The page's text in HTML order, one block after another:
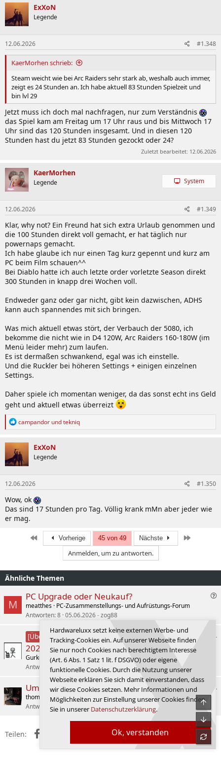
k
t
i
o
n
e
n
:
ExXoN
Legende
12.06.2026 #1.348
KaerMorhen schrieb:
Steam weicht wie bei Arc Raiders sehr stark ab, weshalb auch immer,
zeigt es 24 Stunden an. Ich habe aktuell 83 Stunden Spielzeit und
bin lvl 29
Jetzt muss ich doch mal nachfragen, nur zum Verständnis
das Spiel kam am Freitag um 17 Uhr raus und bis Mittwoch 17
Uhr sind das 120 Stunden insgesamt. Und in diesen 120
Stunden hast du jetzt 83 Stunden gezockt oder 24?
Zuletzt bearbeitet: 12.06.2026
KaerMorhen
Legende System
12.06.2026 #1.349
Klar, why not? Ein Freund hat sich extra Urlaub genommen und
die 100 Stunden direkt voll gemacht, er hat täglich nur
powernaps gemacht.
Ich habe glaube ich nur einen Tag kurz gepennt und kurz am
PC beim Film schauen^^
Bei Diablo hatte ich auch letzte order vorletzte Season direkt
300 Stunden in knapp drei Wochen voll.
Endweder ganz oder gar nicht, gibt kein dazwischen, ADHS
kann auch spannendes mit sich bringen.
Was mich aktuell etwas stört, der Verbauch der 5080, ich
bekomme die nicht wie in D4 120W, Arc Raiders 160-180W (im
Menü leider mehr) zum laufen.
Es ist dermaßen schwankend, egal was ich einstelle.
Und die Ruckler bei höheren Settings + einigen einzelnen
Settings.
Daher spiele ich momentan weniger, da das sonst echt ins Geld
geht und aktuell etwas überreizt
R
k
t
i
o
n
e
n
:
campandor undtekniq
ExXoN
Legende
12.06.2026 #1.350
Wow, ok
Das sind 17 Stunden pro Tag. Völlig krank mMn aber jeder wie
er mag.
Erste Vorherige 45 von 49 Nächste
Anmelden, um zu antworten.
Ähnliche Themen
M
n
PC Upgrade oder Neukauf?
meatthes PC-Zusammenstellungs- und Aufrüstungs-Forum
Antworten 8 05.06.2026 zog88
e
[Übersicht]
HWLuxx Gaming GPU Survey Q1
2026
Gurkengraeber
Grafikkarten
Antworten 16 01.04.2026 zog88
Umfrage: Aktualisierung der Kaufberatung.
thom_cat
PC-Zusammenstellungs- und Aufrüstungs-Forum
Antworten 43 14.01.2026 zog88
Teilen: WhatsApp
E-MailLink
Ok, verstanden
Hardwareluxx setzt keine externen Werbe- und
Tracking-Cookies ein. Auf unserer Webseite finden
Sie nur noch Cookies nach berechtigtem Interesse
(Art. 6 Abs. 1 Satz 1 lit. f DSGVO) oder eigene
funktionelle Cookies. Durch die Nutzung unserer
Webseite erklären Sie sich damit einverstanden, dass
wir diese Cookies setzen. Mehr Informationen und
Möglichkeiten zur Einstellung unserer Cookies finden
Sie in unserer Datenschutzerklärung.